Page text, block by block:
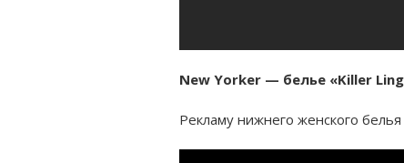
New Yorker — белье «Killer
Рекламу нижнего женского